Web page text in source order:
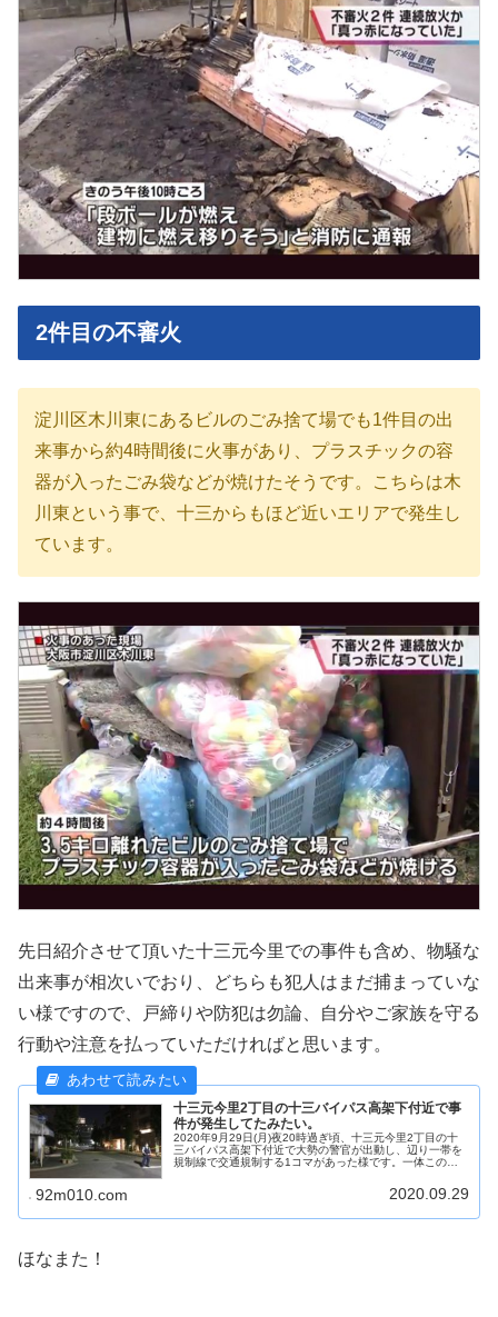
2件目の不審火
淀川区木川東にあるビルのごみ捨て場でも1件目の出
来事から約4時間後に火事があり、プラスチックの容
器が入ったごみ袋などが焼けたそうです。こちらは木
川東という事で、十三からもほど近いエリアで発生し
ています。
先日紹介させて頂いた十三元今里での事件も含め、物騒な
出来事が相次いでおり、どちらも犯人はまだ捕まっていな
い様ですので、戸締りや防犯は勿論、自分やご家族を守る
行動や注意を払っていただければと思います。
十三元今里2丁目の十三バイパス高架下付近で事
件が発生してたみたい。
2020年9月29日(月)夜20時過ぎ頃、十三元今里2丁目の十
三バイパス高架下付近で大勢の警官が出動し、辺り一帯を
規制線で交通規制する1コマがあった様です。一体このエ
92m010.com 2020.09.29
ほなまた！